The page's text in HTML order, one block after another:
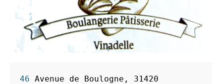
46 Avenue de Boulogne, 31420